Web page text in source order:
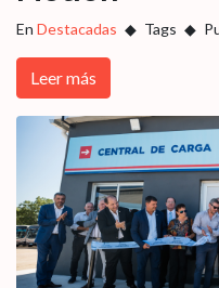
En Destacadas Tags
Leer más